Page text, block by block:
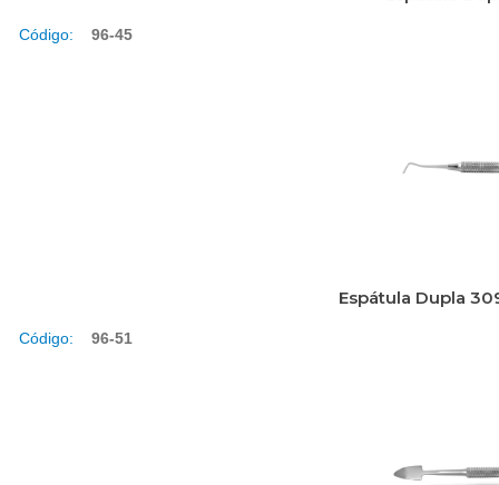
Código: 96-45
Espátula Dupla
Código: 96-51